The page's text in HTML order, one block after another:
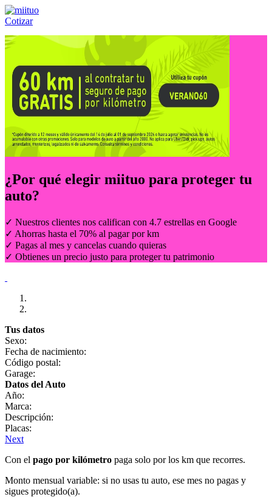
Cotizar
Llámanos al:(55) 84-21-05-00 ó
¿Por qué elegir miituo para proteger tu
auto?
✓ Nuestros clientes nos califican con 4.7 estrellas en Google
✓ Ahorras hasta el 70% al pagar por km
✓ Pagas al mes y cancelas cuando quieras
✓ Obtienes un precio justo para proteger tu patrimonio
Tus datos
Sexo:
Fecha de nacimiento:
Código postal:
Garage:
Datos del Auto
Año:
Marca:
Descripción:
Placas:
Next
Con el pago por kilómetro paga solo por los km que recorres.
Monto mensual variable: si no usas tu auto, ese mes no pagas y
sigues protegido(a).